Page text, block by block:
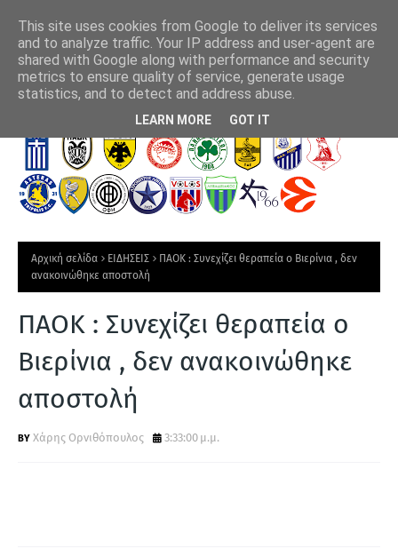
Ε
Υ
Τ
Ι
Α
Ε
Α
ΑΕΚ - Athens Kallithea (4-0): Εμφατικό τελευταίο
Αρχική σελίδα ΕΙΔΗΣΕΙΣ
ΠΑΟΚ : Συνεχίζει θεραπεία ο Βιερίνια , δεν
ανακοινώθηκε αποστολή
ΠΑΟΚ : Συνεχίζει θεραπεία ο
Βιερίνια , δεν ανακοινώθηκε
αποστολή
Xάρης Ορνιθόπουλος 3:33:00 μ.μ.
This site uses cookies from Google to deliver its services
and to analyze traffic. Your IP address and user-agent are
shared with Google along with performance and security
metrics to ensure quality of service, generate usage
statistics, and to detect and address abuse.
LEARN MORE GOT IT